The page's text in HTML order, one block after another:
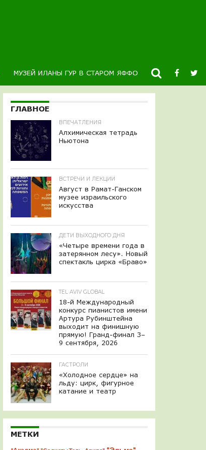
МУЗЕЙ ИЛАНЫ ГУР В СТАРОМ ЯФФО НОВОСТИ
ГЛАВНОЕ
ВПЕЧАТЛЕНИЯ
Алхимическая тетрадь
Ньютона
ВСТРЕЧИ И ЛЕКЦИИ
Август в Рамат-Ганском
музее израильского
искусства
ДЕТИ ВЫХОДНОГО ДНЯ
«Четыре времени года в
затерянном лесу». Новый
спектакль цирка «Браво»
TEL AVIV GLOBAL
18-й Международный
конкурс пианистов имени
Артура Рубинштейна
выходит на финишную
прямую! Гранд-финал 3–
9 сентября, 2026
ГАСТРОЛИ
«Холодное сердце» на
льду: цирк, фигурное
катание и театр
МЕТКИ